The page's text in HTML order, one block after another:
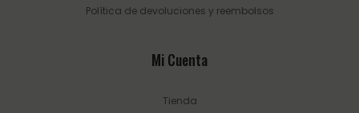
Política de devoluciones y reembolsos
Mi Cuenta
Tienda